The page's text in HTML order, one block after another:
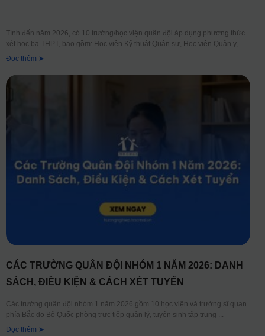
Tính đến năm 2026, có 10 trường/học viện quân đội áp dụng phương thức
xét học bạ THPT, bao gồm: Học viện Kỹ thuật Quân sự, Học viện Quân y,
Đọc thêm ➤
CÁC TRƯỜNG QUÂN ĐỘI NHÓM 1 NĂM 2026: DANH
SÁCH, ĐIỀU KIỆN & CÁCH XÉT TUYỂN
Các trường quân đội nhóm 1 năm 2026 gồm 10 học viện và trường sĩ quan
phía Bắc do Bộ Quốc phòng trực tiếp quản lý, tuyển sinh tập trung
Đọc thêm ➤